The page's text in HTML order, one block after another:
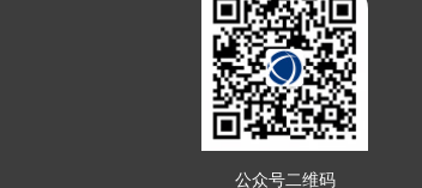
公众号二维码